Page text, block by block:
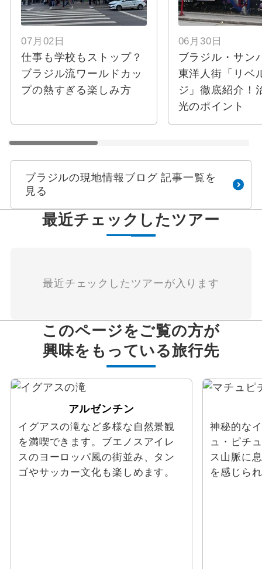
07月02日
仕事も学校もストップ？
ブラジル流ワールドカッ
プの熱すぎる楽しみ方
06月30日
ブラジル・サン
東洋人街「リベ
ジ」徹底紹介！
光のポイント
ブラジルの現地情報ブログ 記事一覧を
見る
最近チェックしたツアー
最近チェックしたツアーが入ります
このページをご覧の方が
興味をもっている旅行先
アルゼンチン
イグアスの滝など多様な自然景観
を満喫できます。ブエノスアイレ
スのヨーロッパ風の街並み、タン
ゴやサッカー文化も楽しめます。
神秘的な
ュ・ピチ
ス山脈に
を感じら